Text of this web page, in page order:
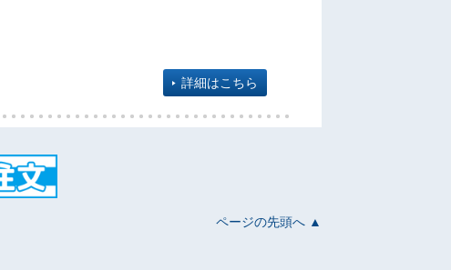
詳細はこちら
ページの先頭へ ▲